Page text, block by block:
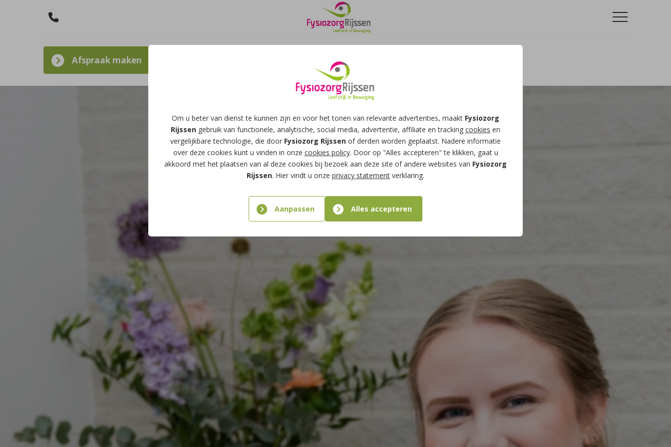
Om u beter van dienst te kunnen zijn en voor het tonen van relevante advertenties, maakt Fysiozorg
Rijssen gebruik van functionele, analytische, social media, advertentie, affiliate en tracking cookies en
vergelijkbare technologie, die door Fysiozorg Rijssen of derden worden geplaatst. Nadere informatie
over deze cookies kunt u vinden in onze cookies policy. Door op "Alles accepteren" te klikken, gaat u
akkoord met het plaatsen van al deze cookies bij bezoek aan deze site of andere websites van Fysiozorg
Rijssen. Hier vindt u onze privacy statement verklaring.
Aanpassen Alles accepteren
Afspraak maken